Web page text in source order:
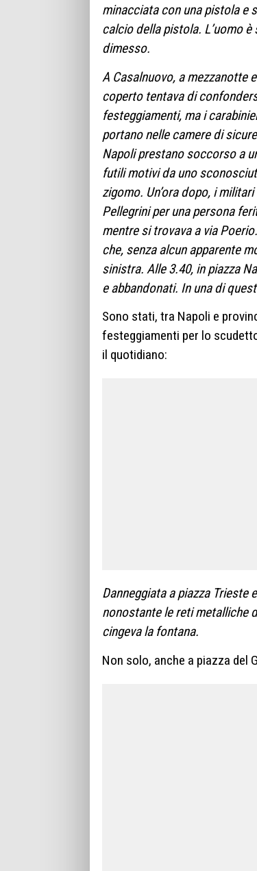
minacciata con una pistola e
calcio della pistola. L’uomo
dimesso.
A Casalnuovo, a mezzanotte
coperto tentava di
festeggiamenti, ma i
portano nelle camere di
Napoli prestano soccorso a
futili motivi da uno
zigomo. Un’ora dopo, i
Pellegrini per una persona
mentre si trovava a via
che, senza alcun apparente
sinistra. Alle 3.40, in piazza
e abbandonati. In una di
Sono stati, tra Napoli e
festeggiamenti per lo
il quotidiano:
Danneggiata a piazza
nonostante le reti metalliche
cingeva la fontana.
Non solo, anche a piazza del